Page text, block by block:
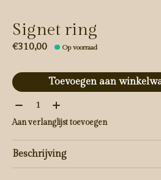
Signet ring
€310,00 Op voorraad
Toevoegen aan
Aantal:
Aan verlanglijst toevoegen
Beschrijving